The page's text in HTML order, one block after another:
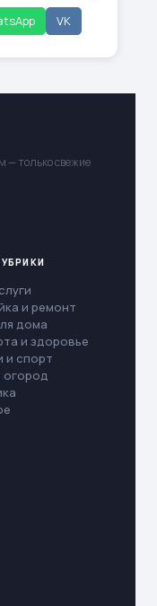
VK
— только свежие
и ремонт
дома
и здоровье
и спорт
огород